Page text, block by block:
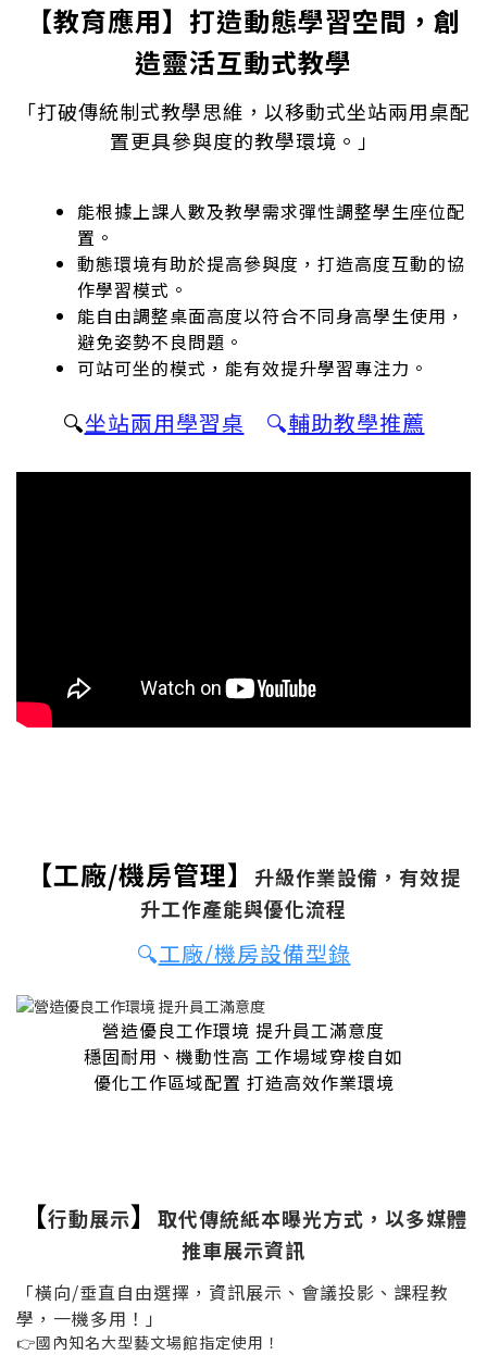
【教育應用】 打造動態學習空間，創
造靈活互動式教學
「打破傳統制式教學思維，以移動式坐站兩用桌配
置更具參與度的教學環境。」
能根據上課人數及教學需求彈性調整學生座位配
置。
動態環境有助於提高參與度，打造高度互動的協
作學習模式。
能自由調整桌面高度以符合不同身高學生使用，
避免姿勢不良問題。
可站可坐的模式，能有效提升學習專注力。
🔍坐站兩用學習桌 🔍輔助教學推薦
【工廠/機房管理】
升級作業設備，有效提
升工作產能與優化流程
🔍工廠/機房設備型錄
營造優良工作環境 提升員工滿意度
穩固耐用、 機動性高 工作場域穿梭自如
優化工作區域配置​ 打造高效作業環境
【行動展示】
取代傳統紙本曝光方式，以多媒體
推車展示資訊
「橫向/垂直自由選擇，資訊展示、會議投影、課程教
學，一機多用！」
👉國內知名大型藝文場館指定使用！